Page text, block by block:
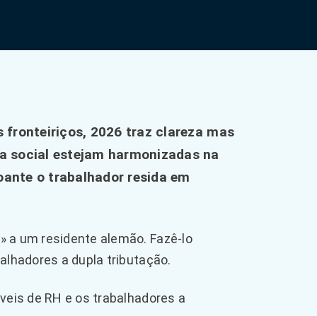
fronteiriços, 2026 traz clareza mas
social estejam harmonizadas na
o trabalhador resida em
a um residente alemão. Fazê-lo
a dupla tributação.
de RH e os trabalhadores a